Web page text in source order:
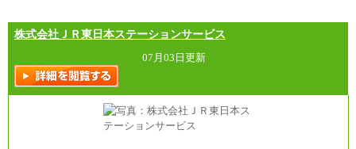
■（株）JTBグローバルマーケティング＆トラベル
訪日事業職 月給202,000～227,000円＋地域間調整
給
※詳細はJTBキャリアサイトよりご確認ください。
■(株)JTBビジネストランスフォーム
総合職 月給205,000～225,000円＋地域間調整給
エリア総合職 月給185,000円＋地域間調整給
株式会社ＪＲ東日本ステーションサービス
07月03日更新